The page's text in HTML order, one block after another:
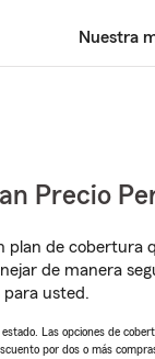
Nuestra
Precio
de
de manera
para usted.
Las opciones de
por dos o más